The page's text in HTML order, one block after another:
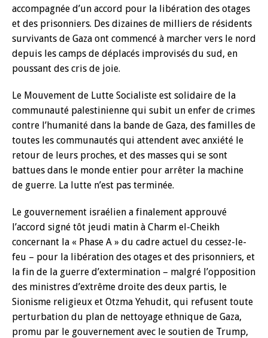
accompagnée d’un accord pour la libération des otages
et des prisonniers. Des dizaines de milliers de résidents
survivants de Gaza ont commencé à marcher vers le nord
depuis les camps de déplacés improvisés du sud, en
poussant des cris de joie.
Le Mouvement de Lutte Socialiste est solidaire de la
communauté palestinienne qui subit un enfer de crimes
contre l’humanité dans la bande de Gaza, des familles de
toutes les communautés qui attendent avec anxiété le
retour de leurs proches, et des masses qui se sont
battues dans le monde entier pour arrêter la machine
de guerre. La lutte n’est pas terminée.
Le gouvernement israélien a finalement approuvé
l’accord signé tôt jeudi matin à Charm el-Cheikh
concernant la « Phase A » du cadre actuel du cessez-le-
feu – pour la libération des otages et des prisonniers, et
la fin de la guerre d’extermination – malgré l’opposition
des ministres d’extrême droite des deux partis, le
Sionisme religieux et Otzma Yehudit, qui refusent toute
perturbation du plan de nettoyage ethnique de Gaza,
promu par le gouvernement avec le soutien de Trump,